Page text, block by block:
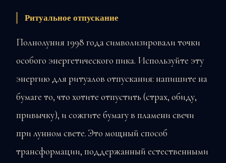
Ритуальное отпускание
Полнолуния 1998 года символизировали точки
особого энергетического пика. Используйте эту
энергию для ритуалов отпускания: напишите на
бумаге то, что хотите отпустить (страх, обиду,
привычку), и сожгите бумагу в пламени свечи
при лунном свете. Это мощный способ
трансформации, поддержанный естественными